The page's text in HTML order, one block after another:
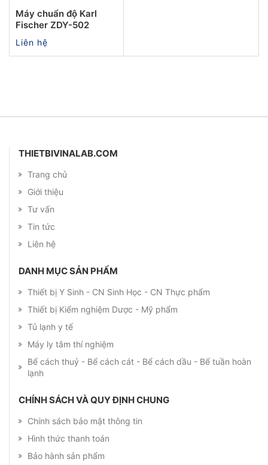
Máy chuẩn độ Karl
Fischer ZDY-502
Liên hệ
THIETBIVINALAB.COM
Trang chủ
Giới thiệu
Tư vấn
Tin tức
Liên hệ
DANH MỤC SẢN PHẨM
Thiết bị Y Sinh - CN Sinh Học - CN Thực phẩm
Thiết bị Kiểm nghiệm Dược - Mỹ phẩm
Tủ lạnh y tế
Máy ly tâm thí nghiệm
Bể cách thuỷ - Bể cách cát - Bể cách dầu - Bể tuần hoàn
lạnh
CHÍNH SÁCH VÀ QUY ĐỊNH CHUNG
Chính sách bảo mật thông tin
Hình thức thanh toán
Bảo hành sản phẩm